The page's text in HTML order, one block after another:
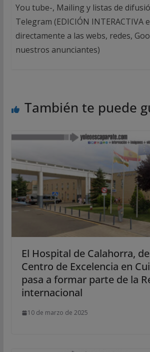
You tube-, Mailing y listas de
Telegram (EDICIÓN INTERACTIVA
directamente a las webs, redes,
nuestros anunciantes)
También te puede
El Hospital de Calahorra,
Centro de Excelencia en
pasa a formar parte de la
internacional
10 de marzo de 2025